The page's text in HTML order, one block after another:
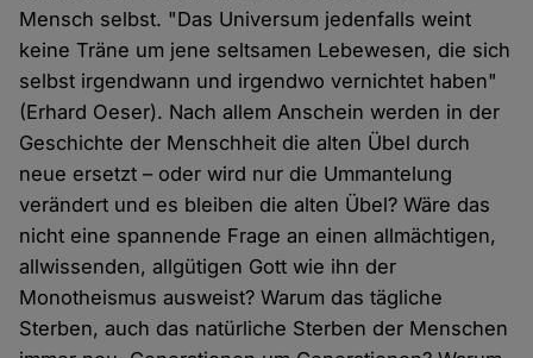
Mensch selbst. "Das Universum jedenfalls weint
keine Träne um jene seltsamen Lebewesen, die sich
selbst irgendwann und irgendwo vernichtet haben"
(Erhard Oeser). Nach allem Anschein werden in der
Geschichte der Menschheit die alten Übel durch
neue ersetzt – oder wird nur die Ummantelung
verändert und es bleiben die alten Übel? Wäre das
nicht eine spannende Frage an einen allmächtigen,
allwissenden, allgütigen Gott wie ihn der
Monotheismus ausweist? Warum das tägliche
Sterben, auch das natürliche Sterben der Menschen